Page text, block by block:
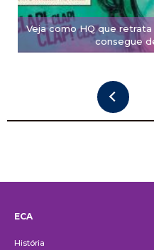
Veja como HQ que
consegue
ECA
História